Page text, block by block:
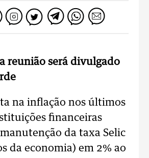
reunião será divulgado
na inflação nos últimos
financeiras
da taxa Selic
da economia) em 2% ao